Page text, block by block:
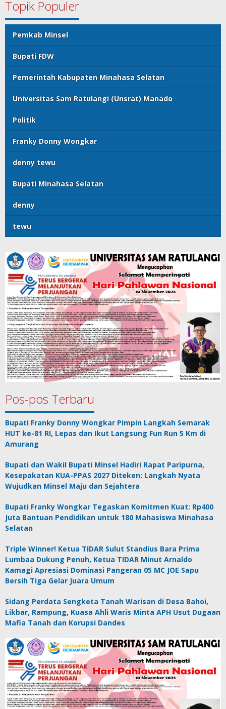
Topik Populer
Pemkab Minsel
Bupati FDW
Pemerintah Kabupaten Minahasa Selatan
Universitas Sam Ratulangi (Unsrat) Manado
Politik
Franky Donny Wongkar
denny tewu
Bupati Minahasa Selatan
denny
tewu
Pos-pos Terbaru
Bupati Franky Donny Wongkar Pimpin Langkah Semarak
HUT ke-81 RI, Lepas dan Ikut Langsung Fun Run 5 Km di
Amurang
Bupati dan Wakil Bupati Minsel Hadiri Rapat Paripurna,
Kesepakatan KUA-PPAS 2027 Diteken: Langkah Nyata
Wujudkan Minsel Maju dan Sejahtera
Bupati Franky Wongkar Tegaskan Komitmen Kuat: Rp400
Juta Bantuan Pendidikan untuk 180 Mahasiswa Minahasa
Selatan
Triple Winner! Ketua TIDAR Sulut Standius Bara Prima
Lumbaa Dukung Penuh, Ketua TIDAR Minut Arnaldo
Kamagi Apresiasi Dominasi Pangeran 05 MC JOE Sapu
Bersih Tiga Gelar Juara Umum
Sidang Perdata Sengketa Tanah Warisan di Desa Bahoi,
Likbar, Rampung, Kuasa Ahli Waris Minta APH Usut Dugaan
Mafia Tanah dan Korupsi Dandes